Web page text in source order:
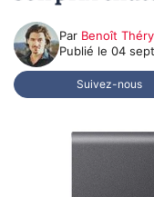
Par Benoît Théry
Publié le 04
Suivez-nous